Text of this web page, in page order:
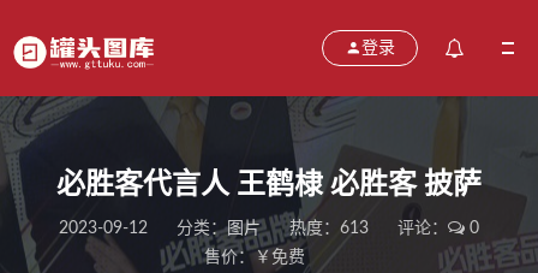
登录
必胜客代言人 王鹤棣 必胜客 披萨
2023-09-12 分类：图片 热度：613 评论：
0
售价：￥免费